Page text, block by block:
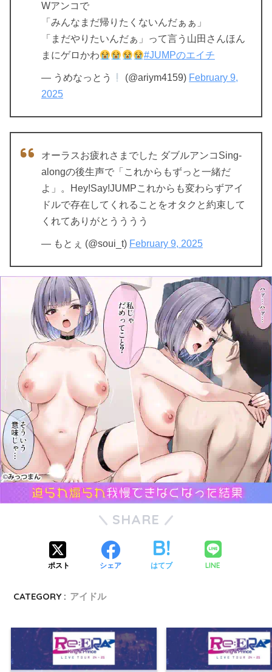
Wアンコで
「みんなまだ帰りたくないんだぁぁ」
「まだやりたいんだぁ」って言う山田さんほん
まにゲロかわ
#JUMPのエイチ
— うめなっとう (@ariym4159) February 9,
2025
オーラスお疲れさまでした ダブルアンコSing-
alongの後生声で「これからもずっと一緒だ
よ」。Hey!Say!JUMPこれからも変わらずアイ
ドルで存在してくれることをオタクと約束して
くれてありがとうううう
— もとぇ (@soui_t) February 9, 2025
SHARE
ポスト シェア はてブ LINE
CATEGORY : アイドル